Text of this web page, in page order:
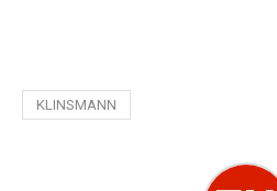
KLINSMANN